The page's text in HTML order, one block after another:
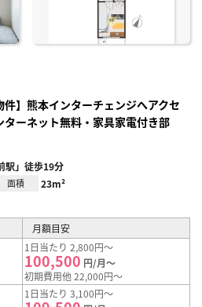
件】熊本インターチェンジへアクセ
ーネット無料・家具家電付き部
駅」徒歩19分
面積 23m²
月額目安
1日当たり 2,800円～
100,500 円/月～
初期費用他 22,000円～
1日当たり 3,100円～